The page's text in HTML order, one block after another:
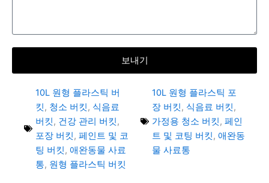
보내기
10L 원형 플라스틱 버
킷, 청소 버킷, 식음료
버킷, 건강 관리 버킷,
포장 버킷, 페인트 및 코
팅 버킷, 애완동물 사료
통, 원형 플라스틱 버킷
10L 원형 플라스틱 포
장 버킷, 식음료 버킷,
가정용 청소 버킷, 페인
트 및 코팅 버킷, 애완동
물 사료통